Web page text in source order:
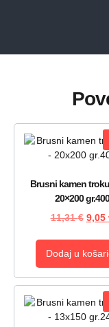
Brusni kamen
20×200 gr.400
11,31€ 9,05
Dodaj u